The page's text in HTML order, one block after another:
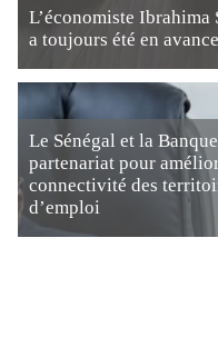
L’économiste
a toujours été en
Le Sénégal et la
partenariat pour
connectivité des
d’emploi